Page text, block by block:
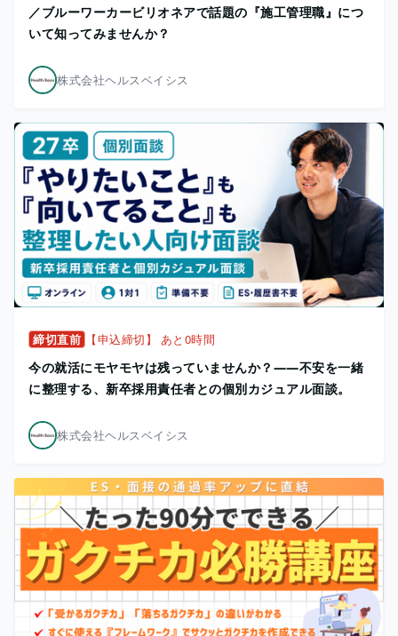
／ブルーワーカービリオネアで話題の『施工管理職』につ
いて知ってみませんか？
株式会社ヘルスベイシス
締切直前 【申込締切】 あと0時間
今の就活にモヤモヤは残っていませんか？——不安を一緒
に整理する、新卒採用責任者との個別カジュアル面談。
株式会社ヘルスベイシス